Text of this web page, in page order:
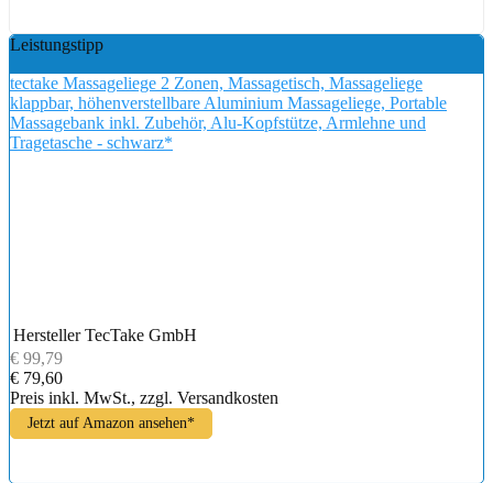
Leistungstipp
tectake Massageliege 2 Zonen, Massagetisch, Massageliege
klappbar, höhenverstellbare Aluminium Massageliege, Portable
Massagebank inkl. Zubehör, Alu-Kopfstütze, Armlehne und
Tragetasche - schwarz*
Hersteller TecTake GmbH
€ 99,79
€ 79,60
Preis inkl. MwSt., zzgl. Versandkosten
Jetzt auf Amazon ansehen*